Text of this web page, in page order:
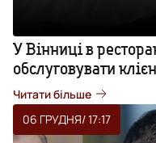
У Вінниці в
обслуговувати
Читати більше
06 ГРУДНЯ/ 17:17